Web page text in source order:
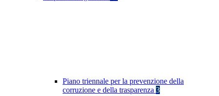
Piano triennale per la prevenzione della
corruzione e della trasparenza 3